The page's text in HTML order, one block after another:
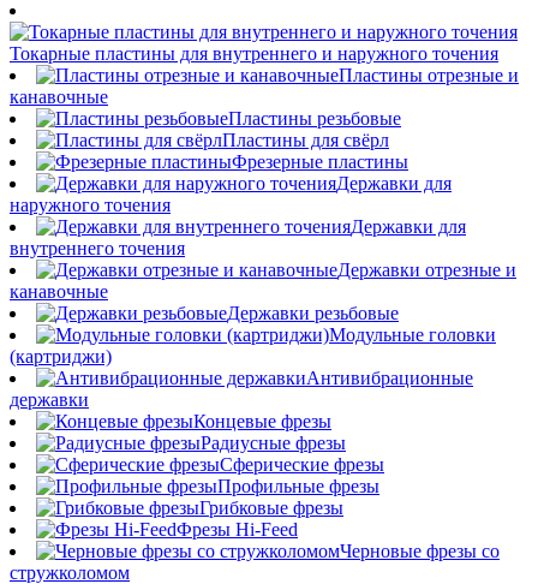
Токарные пластины для внутреннего и наружного точения
Пластины отрезные и
канавочные
Пластины резьбовые
Пластины для свёрл
Фрезерные пластины
Державки для
наружного точения
Державки для
внутреннего точения
Державки отрезные и
канавочные
Державки резьбовые
Модульные головки
(картриджи)
Антивибрационные
державки
Концевые фрезы
Радиусные фрезы
Сферические фрезы
Профильные фрезы
Грибковые фрезы
Фрезы Hi-Feed
Черновые фрезы со
стружколомом